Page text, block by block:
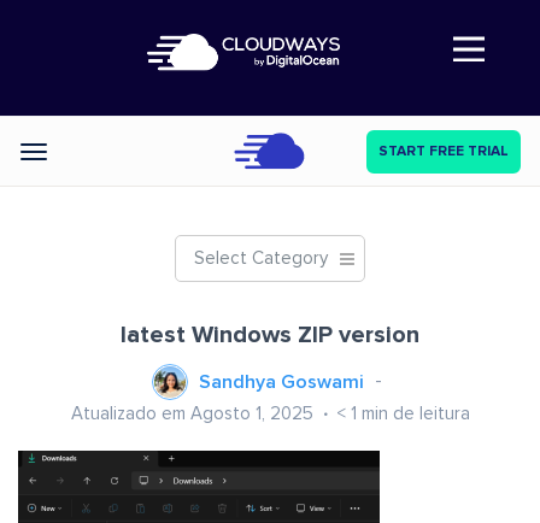
Abre a navegação
Categories START FREE TRIAL
Select Category
latest Windows ZIP version
Sandhya Goswami
Atualizado em Agosto 1, 2025 < 1 min de leitura